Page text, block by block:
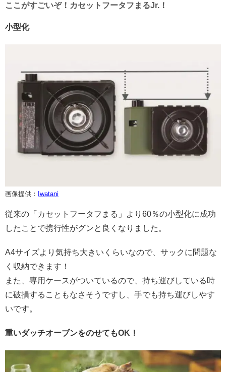
ここがすごいぞ！カセットフータフまるJr.！
小型化
画像提供： Iwatani
従来の「カセットフータフまる」より60％の小型化に成功
したことで携行性がグンと良くなりました。
A4サイズより気持ち大きいくらいなので、サックに問題な
く収納できます！
また、専用ケースがついているので、持ち運びしている時
に破損することもなさそうですし、手でも持ち運びしやす
いです。
重いダッチオーブンをのせてもOK！